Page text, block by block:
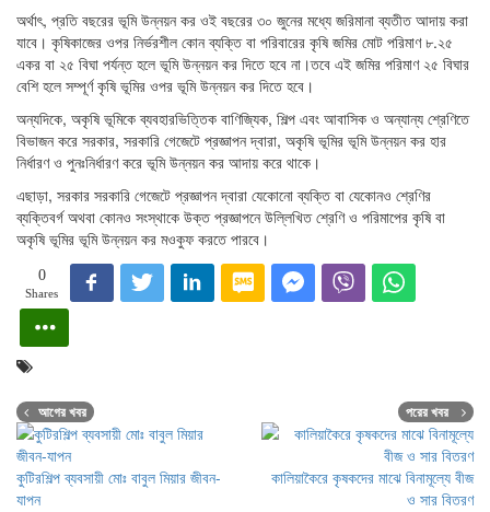
অর্থাৎ, প্রতি বছরের ভূমি উন্নয়ন কর ওই বছরের ৩০ জুনের মধ্যে জরিমানা ব্যতীত আদায় করা
যাবে। কৃষিকাজের ওপর নির্ভরশীল কোন ব্যক্তি বা পরিবারের কৃষি জমির মোট পরিমাণ ৮.২৫
একর বা ২৫ বিঘা পর্যন্ত হলে ভূমি উন্নয়ন কর দিতে হবে না।তবে এই জমির পরিমাণ ২৫ বিঘার
বেশি হলে সম্পূর্ণ কৃষি ভূমির ওপর ভূমি উন্নয়ন কর দিতে হবে।
অন্যদিকে, অকৃষি ভূমিকে ব্যবহারভিত্তিক বাণিজ্যিক, শিল্প এবং আবাসিক ও অন্যান্য শ্রেণিতে
বিভাজন করে সরকার, সরকারি গেজেটে প্রজ্ঞাপন দ্বারা, অকৃষি ভূমির ভূমি উন্নয়ন কর হার
নির্ধারণ ও পুনঃনির্ধারণ করে ভূমি উন্নয়ন কর আদায় করে থাকে।
এছাড়া, সরকার সরকারি গেজেটে প্রজ্ঞাপন দ্বারা যেকোনো ব্যক্তি বা যেকোনও শ্রেণির
ব্যক্তিবর্গ অথবা কোনও সংস্থাকে উক্ত প্রজ্ঞাপনে উল্লিখিত শ্রেণি ও পরিমাপের কৃষি বা
অকৃষি ভূমির ভূমি উন্নয়ন কর মওকুফ করতে পারবে।
0
Shares
আগের খবর
কুটিরশিল্প ব্যবসায়ী মোঃ বাবুল মিয়ার জীবন-
যাপন
পরের খবর
কালিয়াকৈরে কৃষকদের মাঝে বিনামূল্যে বীজ
ও সার বিতরণ